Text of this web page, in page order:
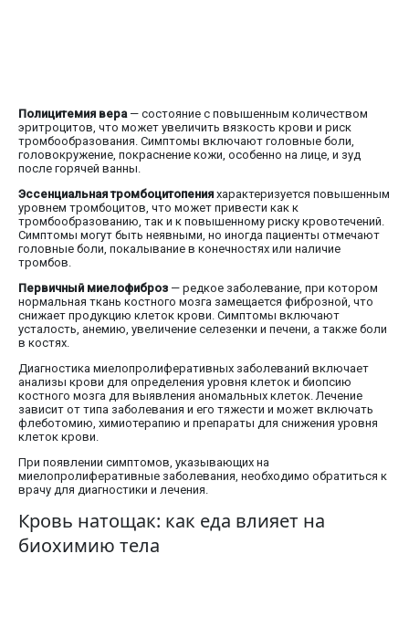
Полицитемия вера— состояние с повышенным количеством
эритроцитов, что может увеличить вязкость крови и риск
тромбообразования. Симптомы включают головные боли,
головокружение, покраснение кожи, особенно на лице, и зуд
после горячей ванны.
Эссенциальная тромбоцитопения характеризуется повышенным
уровнем тромбоцитов, что может привести как к
тромбообразованию, так и к повышенному риску кровотечений.
Симптомы могут быть неявными, но иногда пациенты отмечают
головные боли, покалывание в конечностях или наличие
тромбов.
Первичный миелофиброз — редкое заболевание, при котором
нормальная ткань костного мозга замещается фиброзной, что
снижает продукцию клеток крови. Симптомы включают
усталость, анемию, увеличение селезенки и печени, а также боли
в костях.
Диагностика миелопролиферативных заболеваний включает
анализы крови для определения уровня клеток и биопсию
костного мозга для выявления аномальных клеток. Лечение
зависит от типа заболевания и его тяжести и может включать
флеботомию, химиотерапию и препараты для снижения уровня
клеток крови.
При появлении симптомов, указывающих на
миелопролиферативные заболевания, необходимо обратиться к
врачу для диагностики и лечения.
Кровь натощак: как еда влияет на
биохимию тела